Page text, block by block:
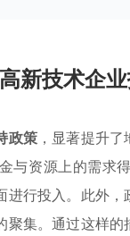
新技术企
政策，显著提升了
与资源上的需求
行投入。此外
集。通过这样